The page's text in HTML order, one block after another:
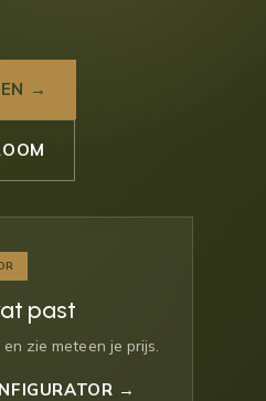
→
past
zie meteen je prijs.
→